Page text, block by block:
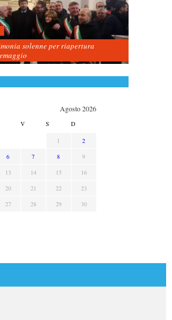
solenne per riapertura
Agosto 2026
V S D
1
2
6 7 8
9
13 14 15
16
20 21 22
23
27 28 29
30